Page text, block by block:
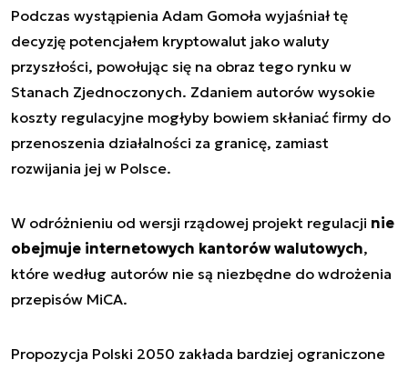
Podczas wystąpienia Adam Gomoła wyjaśniał tę
decyzję potencjałem kryptowalut jako waluty
przyszłości, powołując się na obraz tego rynku w
Stanach Zjednoczonych. Zdaniem autorów wysokie
koszty regulacyjne mogłyby bowiem skłaniać firmy do
przenoszenia działalności za granicę, zamiast
rozwijania jej w Polsce.
W odróżnieniu od wersji rządowej projekt regulacji nie
obejmuje internetowych kantorów walutowych,
które według autorów nie są niezbędne do wdrożenia
przepisów MiCA.
Propozycja Polski 2050 zakłada bardziej ograniczone